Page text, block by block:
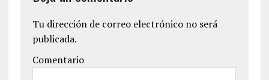
Tu dirección de correo electrónico no será
publicada.
Comentario